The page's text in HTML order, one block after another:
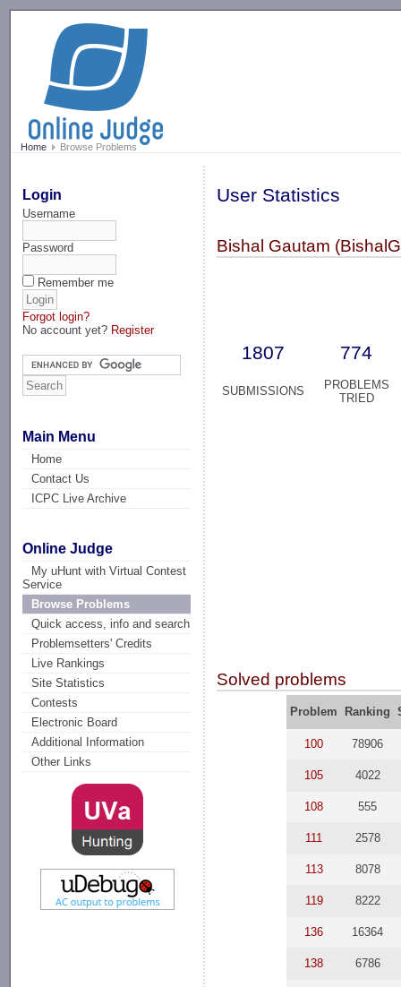
Home Browse Problems
Login
Username
Password
Remember me
Forgot login?
No account yet? Register
Main Menu
Home
Contact Us
ICPC Live Archive
Online Judge
My uHunt with Virtual Contest
Service
Browse Problems
Quick access, info and search
Problemsetters' Credits
Live Rankings
Site Statistics
Contests
Electronic Board
Additional Information
Other Links
User Statistics
Bishal Gautam
1807 774
SUBMISSIONS
PROBLEMS
TRIED
Solved problems
Problem Ranking
100 78906
105 4022
108 555
111 2578
113 8078
119 8222
136 16364
138 6786